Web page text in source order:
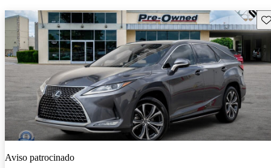
Aviso patrocinado